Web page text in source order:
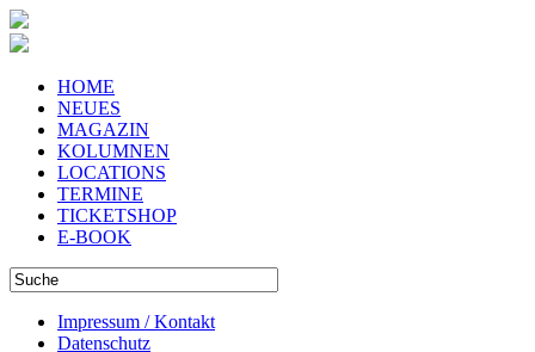
HOME
NEUES
MAGAZIN
KOLUMNEN
LOCATIONS
TERMINE
TICKETSHOP
E-BOOK
Impressum / Kontakt
Datenschutz